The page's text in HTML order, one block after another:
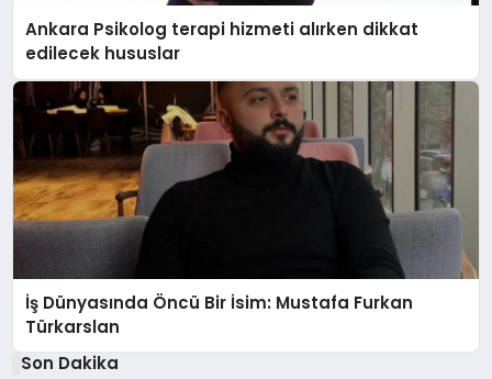
Ankara Psikolog terapi hizmeti alırken dikkat
edilecek hususlar
İş Dünyasında Öncü Bir İsim: Mustafa Furkan
Türkarslan
Son Dakika